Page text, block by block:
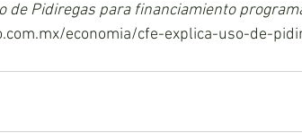
de Pidiregas para financiamiento
economia/cfe-explica-uso-de-